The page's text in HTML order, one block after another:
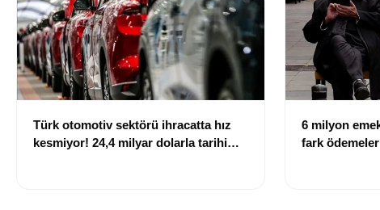
Türk otomotiv sektörü ihracatta hız
kesmiyor! 24,4 milyar dolarla tarihi
6 milyon
fark